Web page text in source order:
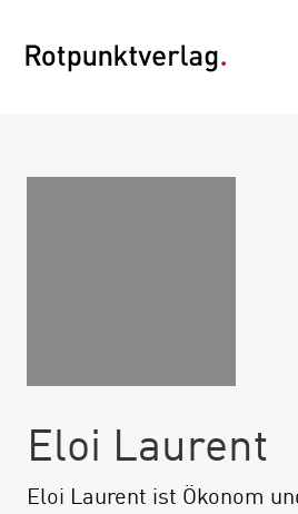
Eloi Laurent
Eloi Laurent ist Ökonom